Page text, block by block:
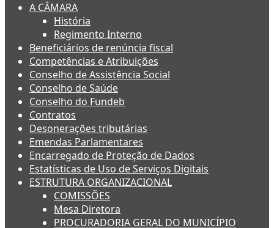
A CÂMARA
História
Regimento Interno
Beneficiários de renúncia fiscal
Competências e Atribuições
Conselho de Assistência Social
Conselho de Saúde
Conselho do Fundeb
Contratos
Desonerações tributárias
Emendas Parlamentares
Encarregado de Proteção de Dados
Estatísticas de Uso de Serviços Digitais
ESTRUTURA ORGANIZACIONAL
COMISSÕES
Mesa Diretora
PROCURADORIA GERAL DO MUNICÍPIO